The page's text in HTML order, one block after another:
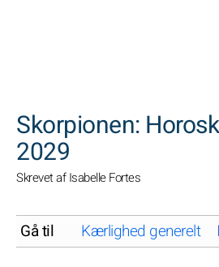
Skorpionen:
2029
Skrevet af Isabelle Fortes
Gå til Kærlighed generelt